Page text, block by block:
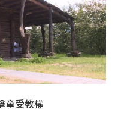
童受教權